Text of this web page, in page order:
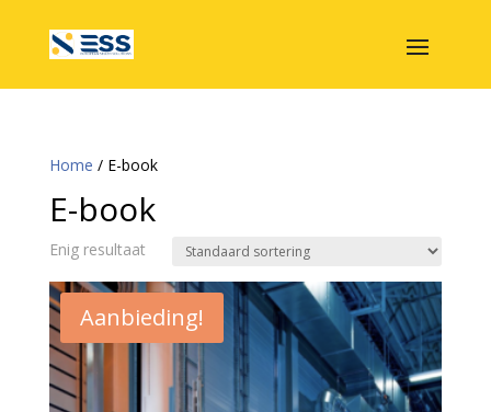
Home / E-book
E-book
Enig resultaat
Aanbieding!